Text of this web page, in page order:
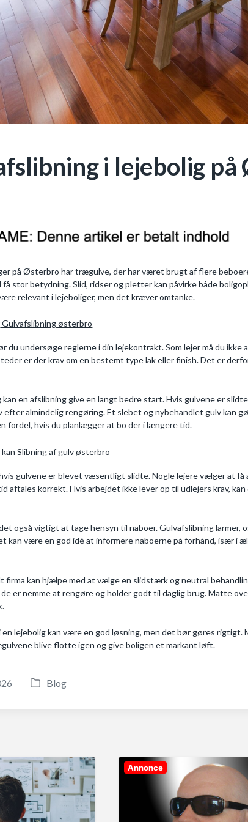
i lejebolig
på Østerbro har trægulve, der har været brugt af flere
få stor betydning. Slid, ridser og pletter kan påvirke både
relevant i lejeboliger, men det kræver omtanke.
Gulvafslibning østerbro
du undersøge reglerne i din lejekontrakt. Som lejer må du
er der krav om en bestemt type lak eller finish. Det er
en afslibning give en langt bedre start. Hvis gulvene er
efter almindelig rengøring. Et slebet og nybehandlet gulv kan
fordel, hvis du planlægger at bo der i længere tid.
Slibning af gulv østerbro
gulvene er blevet væsentligt slidte. Nogle lejere vælger at
aftales korrekt. Hvis arbejdet ikke lever op til udlejers krav,
også vigtigt at tage hensyn til naboer. Gulvafslibning
kan være en god idé at informere naboerne på forhånd, især i
firma kan hjælpe med at vælge en slidstærk og neutral
er nemme at rengøre og holder godt til daglig brug. Matte
en lejebolig kan være en god løsning, men det bør gøres
blive flotte igen og give boligen et markant løft.
P
d
i
n
Blog
Annonce